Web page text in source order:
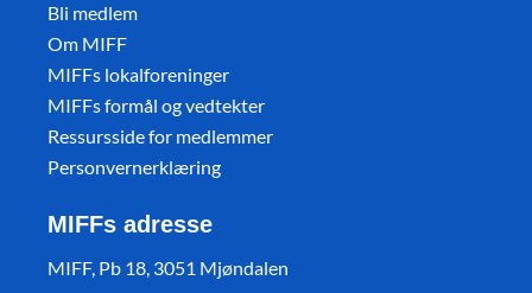
Bli medlem
Om MIFF
MIFFs lokalforeninger
MIFFs formål og vedtekter
Ressursside for medlemmer
Personvernerklæring
MIFFs adresse
MIFF, Pb 18, 3051 Mjøndalen